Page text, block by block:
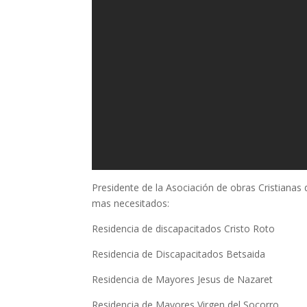
Presidente de la Asociación de obras
mas necesitados:
Residencia de discapacitados Cristo Roto
Residencia de Discapacitados Betsaida
Residencia de Mayores Jesus de Nazaret
Residencia de Mayores Virgen del Socorro